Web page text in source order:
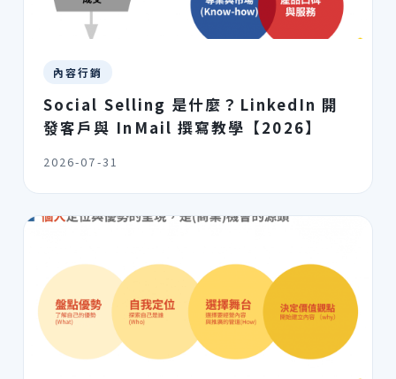
內容行銷
Social Selling 是什麼？LinkedIn 開
發客戶與 InMail 撰寫教學【2026】
2026-07-31